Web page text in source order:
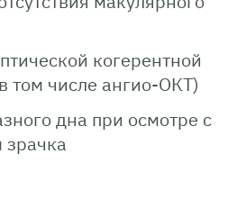
когерентной
том числе ангио-ОКТ)
дна при осмотре с